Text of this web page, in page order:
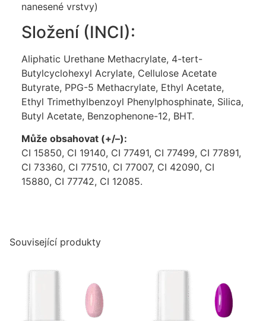
nanesené vrstvy)
Složení (INCI):
Aliphatic Urethane Methacrylate, 4-tert-
Butylcyclohexyl Acrylate, Cellulose Acetate
Butyrate, PPG-5 Methacrylate, Ethyl Acetate,
Ethyl Trimethylbenzoyl Phenylphosphinate, Silica,
Butyl Acetate, Benzophenone-12, BHT.
Může obsahovat (+/–):
CI 15850, CI 19140, CI 77491, CI 77499, CI 77891,
CI 73360, CI 77510, CI 77007, CI 42090, CI
15880, CI 77742, CI 12085.
Související produkty